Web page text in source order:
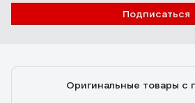
Подписаться
Оригинальные товары с